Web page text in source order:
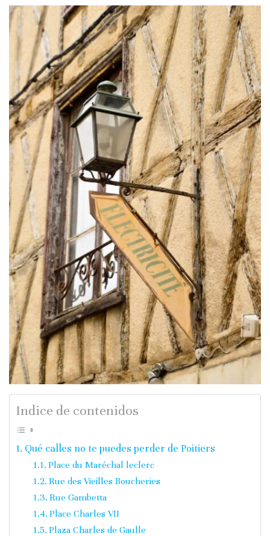
Indice de contenidos
Qué calles no te puedes perder de Poitiers
Place du Maréchal leclerc
Rue des Vieilles Boucheries
Rue Gambetta
Place Charles VII
Plaza Charles de Gaulle